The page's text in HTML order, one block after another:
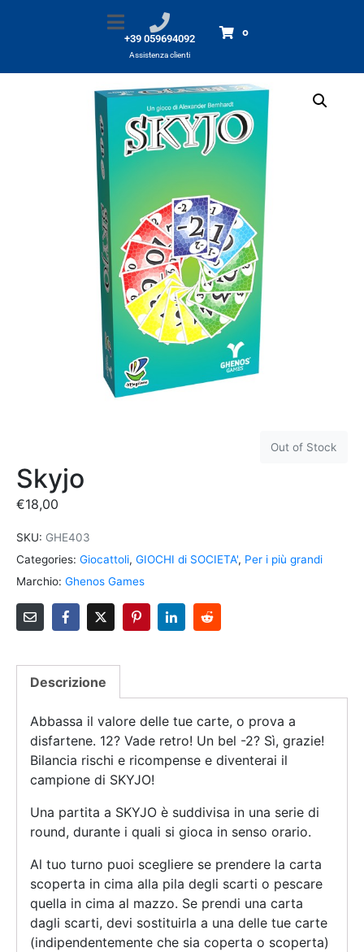
+39 059694092
Assistenza clienti
0
Prodotti Skyjo
Out of Stock
Skyjo
€18,00
SKU: GHE403
Categories: Giocattoli, GIOCHI di SOCIETA', Per i più grandi
Marchio: Ghenos Games
Descrizione
Abbassa il valore delle tue carte, o prova a
disfartene. 12? Vade retro! Un bel -2? Sì, grazie!
Bilancia rischi e ricompense e diventerai il
campione di SKYJO!
Una partita a SKYJO è suddivisa in una serie di
round, durante i quali si gioca in senso orario.
Al tuo turno puoi scegliere se prendere la carta
scoperta in cima alla pila degli scarti o pescare
quella in cima al mazzo. Se prendi una carta
dagli scarti, devi sostituirla a una delle tue carte
(indipendentemente che sia coperta o scoperta)